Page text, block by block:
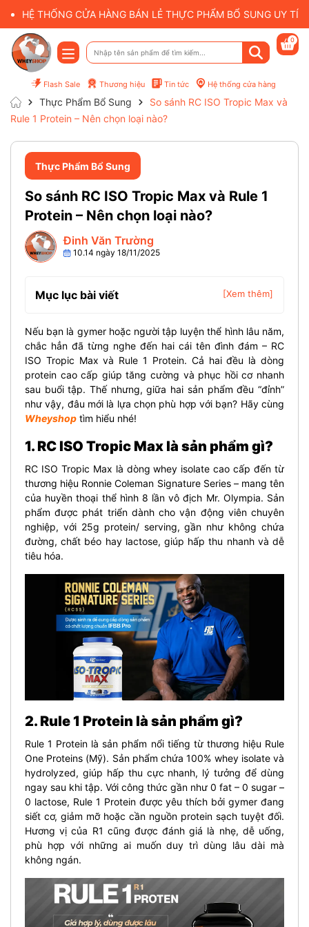
HỆ THỐNG CỬA HÀNG BÁN LẺ THỰC PHẨM BỔ SUNG UY
Flash Sale Thương hiệu Tin tức Hệ thống cửa hàng
0
Thực Phẩm Bổ Sung
So sánh RC ISO Tropic Max và
Rule 1 Protein – Nên chọn loại nào?
Thực Phẩm Bổ Sung
So sánh RC ISO Tropic Max và Rule 1
Protein – Nên chọn loại nào?
Đinh Văn Trường
10.14 ngày 18/11/2025
Mục lục bài viết [Xem thêm]
Nếu bạn là gymer hoặc người tập luyện thể hình lâu năm,
chắc hẳn đã từng nghe đến hai cái tên đình đám – RC
ISO Tropic Max và Rule 1 Protein. Cả hai đều là dòng
protein cao cấp giúp tăng cường và phục hồi cơ nhanh
sau buổi tập. Thế nhưng, giữa hai sản phẩm đều “đỉnh”
như vậy, đâu mới là lựa chọn phù hợp với bạn? Hãy cùng
Wheyshop tìm hiểu nhé!
1. RC ISO Tropic Max là sản phẩm gì?
RC ISO Tropic Max là dòng whey isolate cao cấp đến từ
thương hiệu Ronnie Coleman Signature Series – mang tên
của huyền thoại thể hình 8 lần vô địch Mr. Olympia. Sản
phẩm được phát triển dành cho vận động viên chuyên
nghiệp, với 25g protein/ serving, gần như không chứa
đường, chất béo hay lactose, giúp hấp thu nhanh và dễ
tiêu hóa.
2. Rule 1 Protein là sản phẩm gì?
Rule 1 Protein là sản phẩm nổi tiếng từ thương hiệu Rule
One Proteins (Mỹ). Sản phẩm chứa 100% whey isolate và
hydrolyzed, giúp hấp thu cực nhanh, lý tưởng để dùng
ngay sau khi tập. Với công thức gần như 0 fat – 0 sugar –
0 lactose, Rule 1 Protein được yêu thích bởi gymer đang
siết cơ, giảm mỡ hoặc cần nguồn protein sạch tuyệt đối.
Hương vị của R1 cũng được đánh giá là nhẹ, dễ uống,
phù hợp với những ai muốn duy trì dùng lâu dài mà
không ngán.